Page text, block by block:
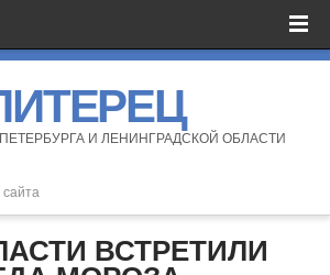
И ЛЕНИНГРАДСКОЙ ОБЛАСТИ
ВСТРЕТИЛИ